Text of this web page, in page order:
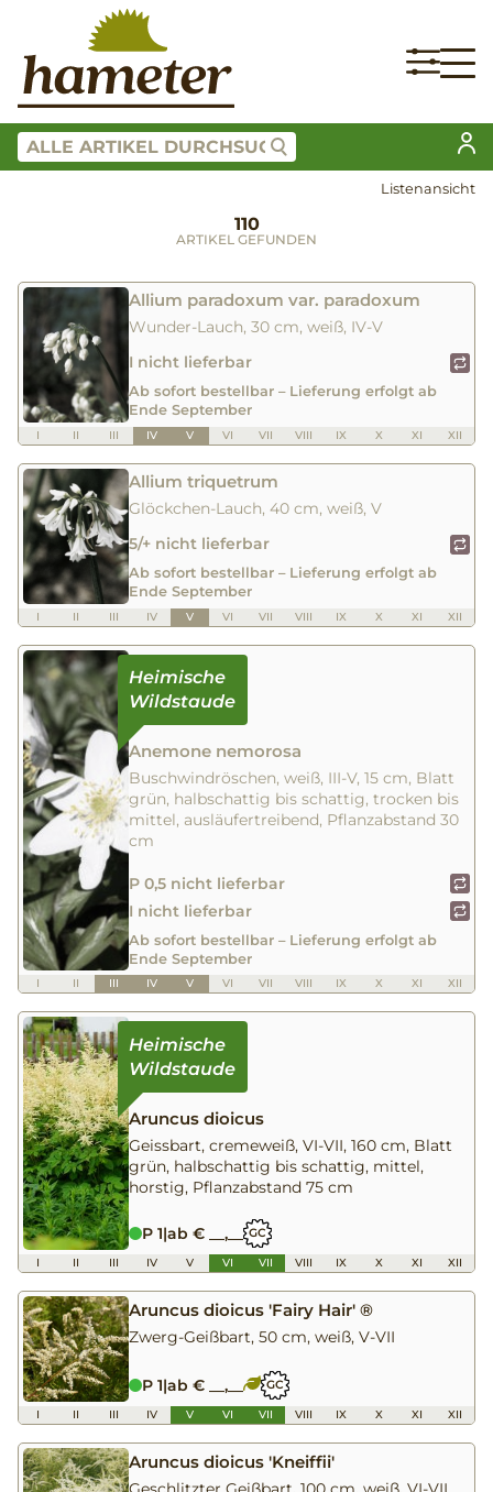
Listenansicht
110
ARTIKEL GEFUNDEN
Allium paradoxum var. paradoxum
Wunder-Lauch, 30 cm, weiß, IV-V
I nicht lieferbar
Ab sofort bestellbar – Lieferung erfolgt ab
Ende September
I II III IV V VI VII VIII IX X XI XII
Allium triquetrum
Glöckchen-Lauch, 40 cm, weiß, V
5/+ nicht lieferbar
Ab sofort bestellbar – Lieferung erfolgt ab
Ende September
I II III IV V VI VII VIII IX X XI XII
Anemone nemorosa
Buschwindröschen, weiß, III-V, 15 cm, Blatt
grün, halbschattig bis schattig, trocken bis
mittel, ausläufertreibend, Pflanzabstand 30
cm
P 0,5 nicht lieferbar
I nicht lieferbar
Ab sofort bestellbar – Lieferung erfolgt ab
Ende September
I II III IV V VI VII VIII IX X XI XII
Aruncus dioicus
Geissbart, cremeweiß, VI-VII, 160 cm, Blatt
grün, halbschattig bis schattig, mittel,
horstig, Pflanzabstand 75 cm
P 1|ab € __,__ GC
I II III IV V VI VII VIII IX X XI XII
Aruncus dioicus 'Fairy Hair' ®
Zwerg-Geißbart, 50 cm, weiß, V-VII
P 1|ab € __,__ GC
I II III IV V VI VII VIII IX X XI XII
Aruncus dioicus 'Kneiffii'